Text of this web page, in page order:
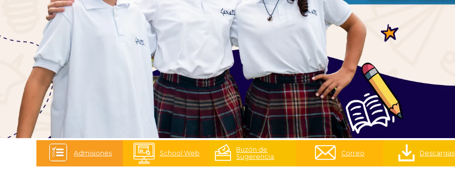
Admisiones School Web
Buzón de
Sugerencia
Correo Descargas